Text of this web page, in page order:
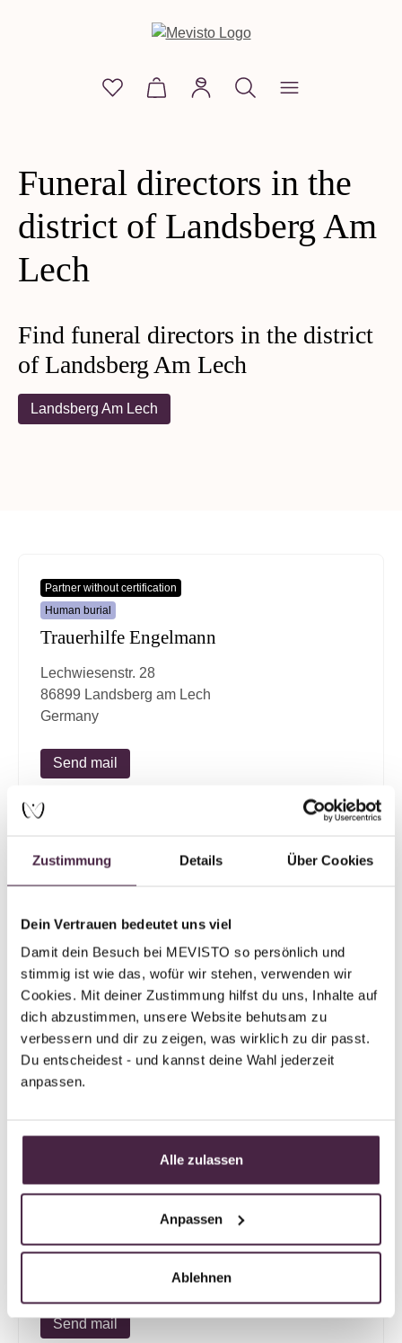
Zustimmung Details Über Cookies
Dein Vertrauen bedeutet uns viel
Damit dein Besuch bei MEVISTO so persönlich und
stimmig ist wie das, wofür wir stehen, verwenden wir
Cookies. Mit deiner Zustimmung hilfst du uns, Inhalte auf
dich abzustimmen, unsere Website behutsam zu
verbessern und dir zu zeigen, was wirklich zu dir passt.
Du entscheidest - und kannst deine Wahl jederzeit
anpassen.
Alle zulassen
Anpassen
Ablehnen
You have 0 wishlist items
Shopping cart contains 0 items.
Funeral directors in the
district of Landsberg Am
Lech
Find funeral directors in the district
of Landsberg Am Lech
Landsberg Am Lech
Partner without certification
Human burial
Trauerhilfe Engelmann
Lechwiesenstr. 28
86899 Landsberg am Lech
Germany
Send mail
Mevisto partner plus
Germany
Send mail
GmbH
86899 Landsberg am Lech
Send mail